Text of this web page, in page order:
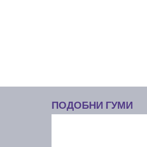
ПОДОБНИ ГУМИ